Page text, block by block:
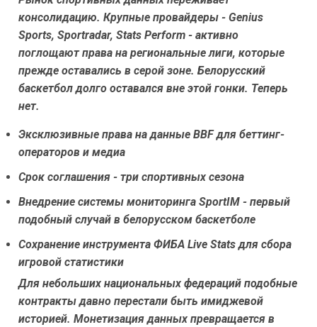
консолидацию. Крупные провайдеры - Genius
Sports, Sportradar, Stats Perform - активно
поглощают права на региональные лиги, которые
прежде оставались в серой зоне. Белорусский
баскетбол долго оставался вне этой гонки. Теперь
нет.
Эксклюзивные права на данные BBF для беттинг-
операторов и медиа
Срок соглашения - три спортивных сезона
Внедрение системы мониторинга SportIM - первый
подобный случай в белорусском баскетболе
Сохранение инструмента ФИБА Live Stats для сбора
игровой статистики
Для небольших национальных федераций подобные
контракты давно перестали быть имиджевой
историей. Монетизация данных превращается в